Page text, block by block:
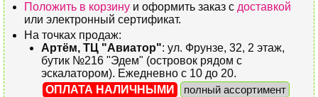
Положить в корзину и оформить заказ с доставкой
или электронный сертификат.
На точках продаж:
Артём, ТЦ "Авиатор": ул. Фрунзе, 32, 2 этаж,
бутик №216 "Эдем" (островок рядом с
эскалатором). Ежедневно с 10 до 20.
ОПЛАТА НАЛИЧНЫМИ
полный ассортимент